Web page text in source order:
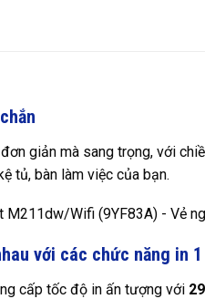
giản mà sang trọng, với
tủ, bàn làm việc của bạn.
với các chức năng in
cấp tốc độ in ấn tượng với